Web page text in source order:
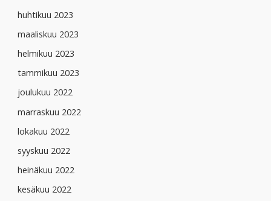
huhtikuu 2023
maaliskuu 2023
helmikuu 2023
tammikuu 2023
joulukuu 2022
marraskuu 2022
lokakuu 2022
syyskuu 2022
heinäkuu 2022
kesäkuu 2022